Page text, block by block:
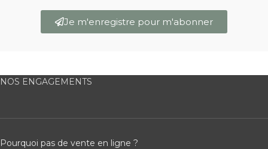
Je m'enregistre pour m'abonner
NOS ENGAGEMENTS
Pourquoi pas de vente en ligne ?